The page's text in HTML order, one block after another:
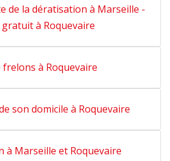
de la dératisation à Marseille -
gratuit à Roquevaire
frelons à Roquevaire
son domicile à Roquevaire
à Marseille et Roquevaire